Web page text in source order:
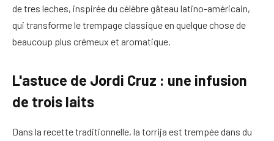
de tres leches, inspirée du célèbre gâteau latino-américain,
qui transforme le trempage classique en quelque chose de
beaucoup plus crémeux et aromatique.
L'astuce de Jordi Cruz : une infusion
de trois laits
Dans la recette traditionnelle, la torrija est trempée dans du